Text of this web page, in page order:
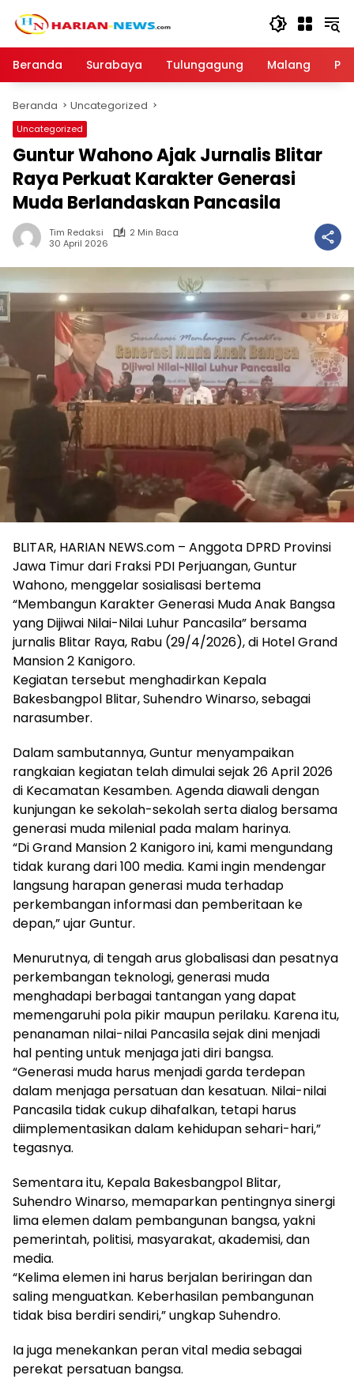
Beranda
Surabaya Tulungagung Malang
Beranda Uncategorized
Uncategorized
Guntur Wahono Ajak Jurnalis Blitar
Raya Perkuat Karakter Generasi
Muda Berlandaskan Pancasila
Tim Redaksi
2 Min Baca
30 April 2026
BLITAR, HARIAN NEWS.com – Anggota DPRD Provinsi
Jawa Timur dari Fraksi PDI Perjuangan, Guntur
Wahono, menggelar sosialisasi bertema
“Membangun Karakter Generasi Muda Anak Bangsa
yang Dijiwai Nilai-Nilai Luhur Pancasila” bersama
jurnalis Blitar Raya, Rabu (29/4/2026), di Hotel Grand
Mansion 2 Kanigoro.
Kegiatan tersebut menghadirkan Kepala
Bakesbangpol Blitar, Suhendro Winarso, sebagai
narasumber.
Dalam sambutannya, Guntur menyampaikan
rangkaian kegiatan telah dimulai sejak 26 April 2026
di Kecamatan Kesamben. Agenda diawali dengan
kunjungan ke sekolah-sekolah serta dialog bersama
generasi muda milenial pada malam harinya.
“Di Grand Mansion 2 Kanigoro ini, kami mengundang
tidak kurang dari 100 media. Kami ingin mendengar
langsung harapan generasi muda terhadap
perkembangan informasi dan pemberitaan ke
depan,” ujar Guntur.
Menurutnya, di tengah arus globalisasi dan pesatnya
perkembangan teknologi, generasi muda
menghadapi berbagai tantangan yang dapat
memengaruhi pola pikir maupun perilaku. Karena itu,
penanaman nilai-nilai Pancasila sejak dini menjadi
hal penting untuk menjaga jati diri bangsa.
“Generasi muda harus menjadi garda terdepan
dalam menjaga persatuan dan kesatuan. Nilai-nilai
Pancasila tidak cukup dihafalkan, tetapi harus
diimplementasikan dalam kehidupan sehari-hari,”
tegasnya.
Sementara itu, Kepala Bakesbangpol Blitar,
Suhendro Winarso, memaparkan pentingnya sinergi
lima elemen dalam pembangunan bangsa, yakni
pemerintah, politisi, masyarakat, akademisi, dan
media.
“Kelima elemen ini harus berjalan beriringan dan
saling menguatkan. Keberhasilan pembangunan
tidak bisa berdiri sendiri,” ungkap Suhendro.
Ia juga menekankan peran vital media sebagai
perekat persatuan bangsa.